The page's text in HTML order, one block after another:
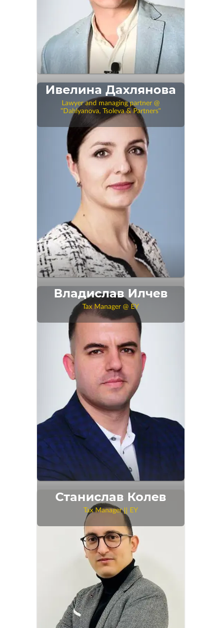
Ивелина Дахлянова
Lawyer and managing partner @
"Dahlyanova, Tsoleva & Partners"
Владислав Илчев
Tax Manager @ EY
Станислав Колев
Tax Manager || EY